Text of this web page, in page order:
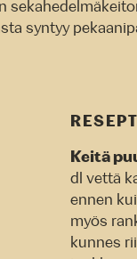
syntyy
RESEPTI
Keitä
dl vettä
ennen
myös
kunnes